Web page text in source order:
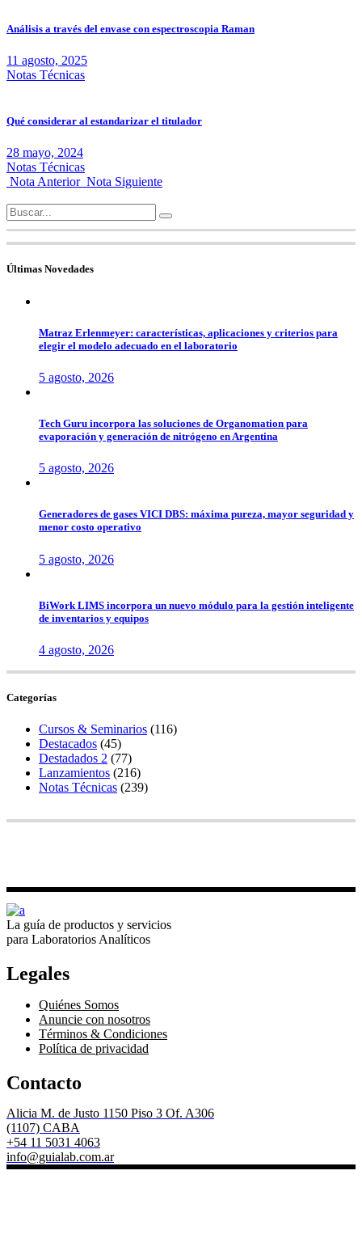
Análisis a través del envase con espectroscopia Raman
11 agosto, 2025
Notas Técnicas
Qué considerar al estandarizar el titulador
28 mayo, 2024
Notas Técnicas
Nota Anterior Nota Siguiente
Search
for:
Últimas Novedades
Matraz Erlenmeyer: características, aplicaciones y criterios para
elegir el modelo adecuado en el laboratorio
5 agosto, 2026
Tech Guru incorpora las soluciones de Organomation para
evaporación y generación de nitrógeno en Argentina
5 agosto, 2026
Generadores de gases VICI DBS: máxima pureza, mayor seguridad y
menor costo operativo
5 agosto, 2026
BiWork LIMS incorpora un nuevo módulo para la gestión inteligente
de inventarios y equipos
4 agosto, 2026
Categorías
Cursos & Seminarios (116)
Destacados (45)
Destadados 2 (77)
Lanzamientos (216)
Notas Técnicas (239)
La guía de productos y servicios
para Laboratorios Analíticos
Legales
Quiénes Somos
Anuncie con nosotros
Términos & Condiciones
Política de privacidad
Contacto
Alicia M. de Justo 1150 Piso 3 Of. A306
(1107) CABA
+54 11 5031 4063
info@guialab.com.ar